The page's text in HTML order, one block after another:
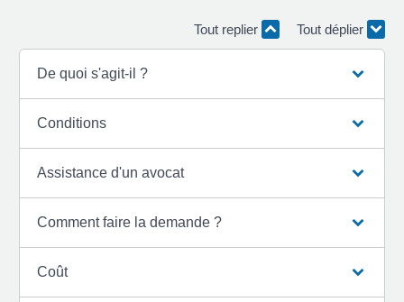
Tout replier Tout déplier
De quoi s'agit-il ?
Conditions
Assistance d'un avocat
Comment faire la demande ?
Coût